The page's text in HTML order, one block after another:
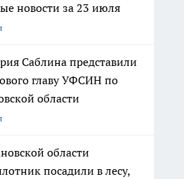
новости за 23 июля
Саблина представили
главу УФСИН по
области
области
посадили в лесу,